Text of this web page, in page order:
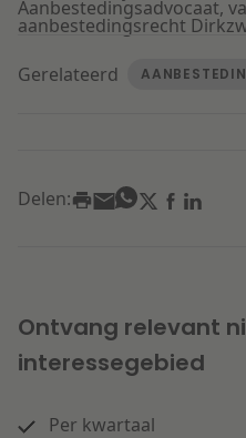
Aanbestedingsadvocaat,
aanbestedingsrecht
Gerelateerd
Delen:
Ontvang relevant
interessegebied
Per kwartaal